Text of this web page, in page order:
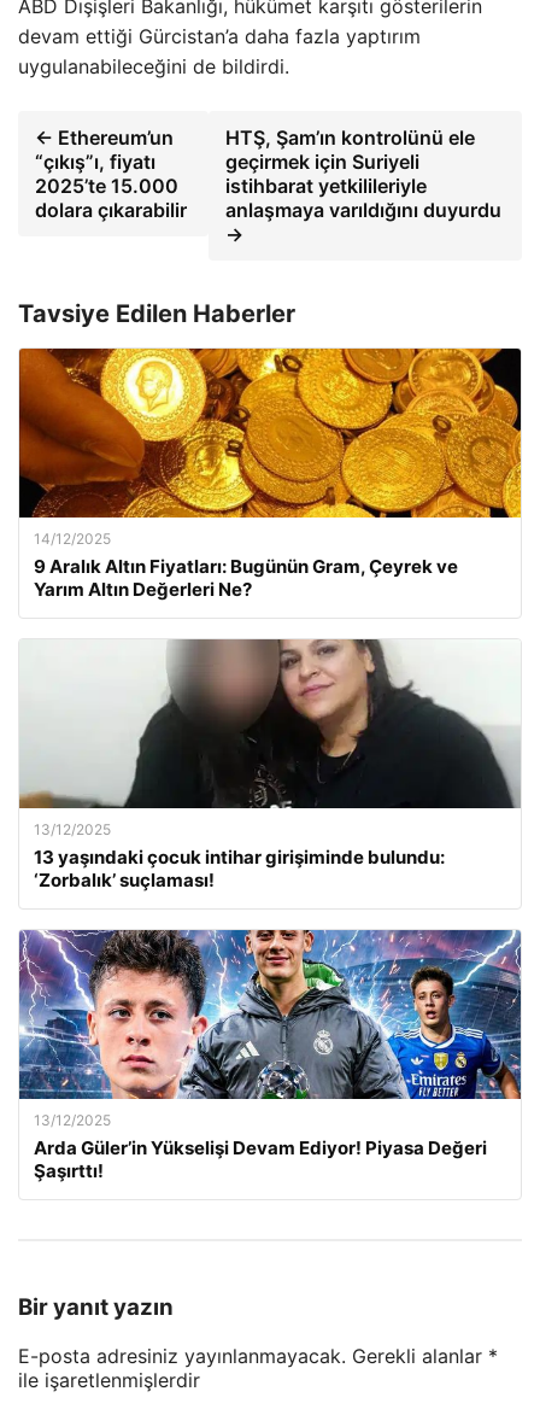
ABD Dışişleri Bakanlığı, hükümet karşıtı gösterilerin
devam ettiği Gürcistan’a daha fazla yaptırım
uygulanabileceğini de bildirdi.
← Ethereum’un
“çıkış”ı, fiyatı
2025’te 15.000
dolara çıkarabilir
HTŞ, Şam’ın kontrolünü ele
geçirmek için Suriyeli
istihbarat yetkilileriyle
anlaşmaya varıldığını duyurdu
→
Tavsiye Edilen Haberler
14/12/2025
9 Aralık Altın Fiyatları: Bugünün Gram, Çeyrek ve
Yarım Altın Değerleri Ne?
13/12/2025
13 yaşındaki çocuk intihar girişiminde bulundu:
‘Zorbalık’ suçlaması!
13/12/2025
Arda Güler’in Yükselişi Devam Ediyor! Piyasa Değeri
Şaşırttı!
Bir yanıt yazın
E-posta adresiniz yayınlanmayacak. Gerekli alanlar *
ile işaretlenmişlerdir